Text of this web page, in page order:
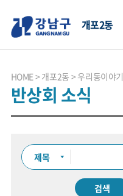
개포2동
HOME 개포2동 우리동이야기
반상회 소식
검색